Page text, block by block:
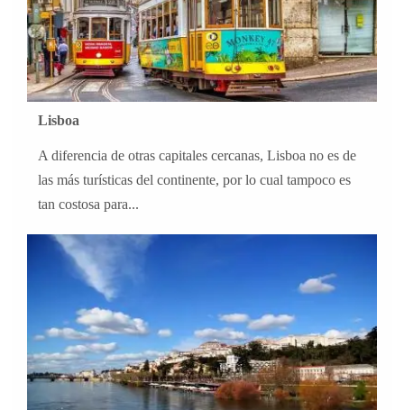
Lisboa
A diferencia de otras capitales cercanas, Lisboa no es de
las más turísticas del continente, por lo cual tampoco es
tan costosa para...